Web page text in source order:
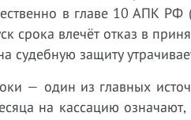
в главе 10 АПК
срока влечёт отказ в
защиту
— один из главных
на кассацию означают,